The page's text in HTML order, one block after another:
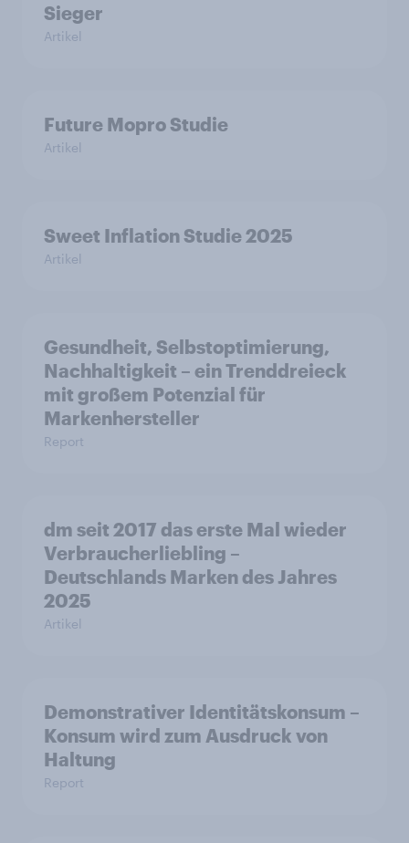
Sieger
Artikel
Future Mopro Studie
Artikel
Sweet Inflation Studie 2025
Artikel
Gesundheit, Selbstoptimierung,
Nachhaltigkeit – ein Trenddreieck
mit großem Potenzial für
Markenhersteller
Report
dm seit 2017 das erste Mal wieder
Verbraucherliebling –
Deutschlands Marken des Jahres
2025
Artikel
Demonstrativer Identitätskonsum –
Konsum wird zum Ausdruck von
Haltung
Report